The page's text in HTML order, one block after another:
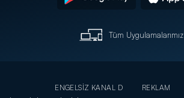
Tüm Uygulamalarımız
ENGELSİZ KANAL D REKLAM